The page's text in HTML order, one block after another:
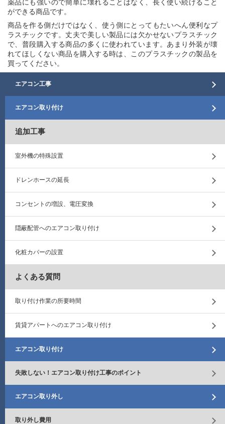
薬品にも強いので簡単に壊れることはなく、長く使い続けること
ができる商品です。
商品を作る側だけではなく、使う側にとってもたいへん便利なプ
ラスチックです。丈夫で美しい製品には欠かせないプラスチック
で、普段購入する商品の多くに使われています。あまり外装が壊
れてほしくない商品を購入する時は、このプラスチックの製品を
買ってください。
エアコン工事
エアコン取り付け
追加工事
室外機の特殊設置
ドレンホースの延長
コンセントの増設、電圧変換
隠蔽配管へのエアコン取り付け
化粧カバーの設置
よくある質問
取り付け作業の所要時間
賃貸アパートへのエアコン取り付け
エアコン取り付け
失敗しない！エアコン取り付け工事のポイント
エアコン取り外し
取り外し費用